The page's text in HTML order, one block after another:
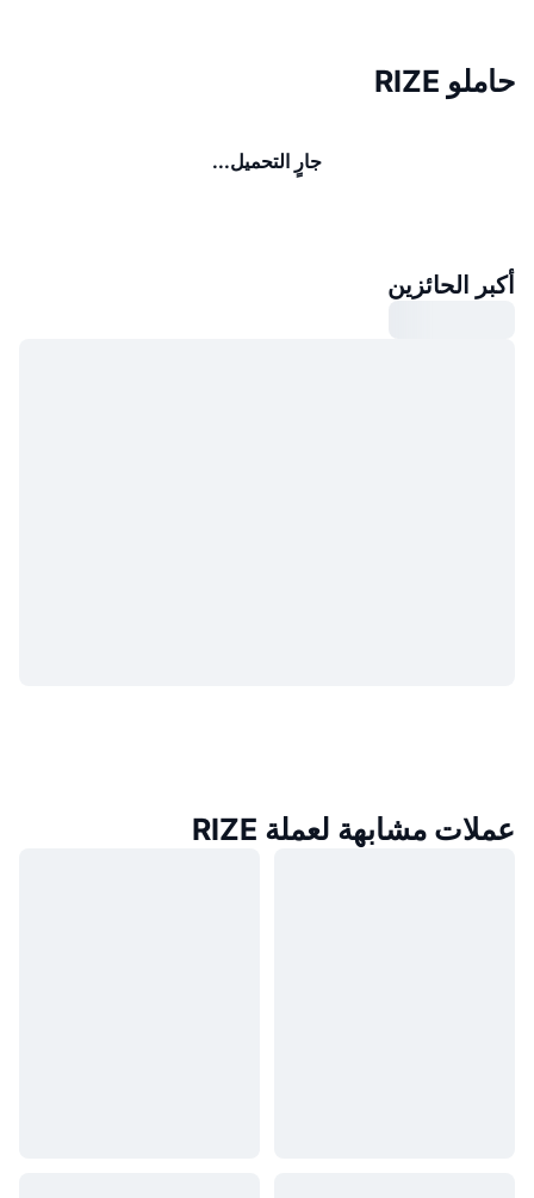
حاملو RIZE
جارٍ التحميل...
أكبر الحائزين
عملات مشابهة لعملة RIZE